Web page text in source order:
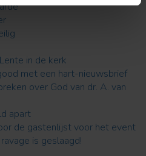
in de kerk
met een hart-nieuwsbrief
over God van dr. A. van
apart
de gastenlijst voor het event
is geslaagd!